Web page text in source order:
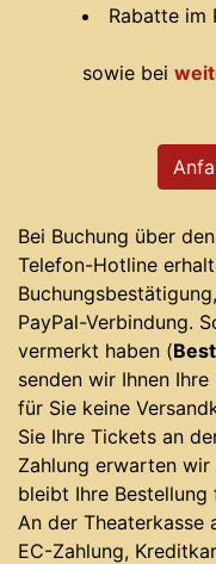
Rabatte im
sowie bei
Bei Buchung über
Telefon-Hotline
PayPal-Verbindung.
vermerkt haben (
senden wir Ihnen
für Sie keine
Sie Ihre Tickets an
Zahlung erwarten
bleibt Ihre
An der Theaterkasse
EC-Zahlung,